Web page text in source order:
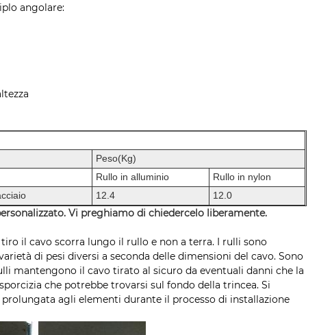
angolare:
Peso(Kg)
Rullo in alluminio
Rullo in nylon
12.4 12.0
Vi preghiamo di chiedercelo liberamente.
il cavo scorra lungo il rullo e non a terra. I rulli sono
di pesi diversi a seconda delle dimensioni del cavo. Sono
mantengono il cavo tirato al sicuro da eventuali danni che la
che potrebbe trovarsi sul fondo della trincea. Si
agli elementi durante il processo di installazione